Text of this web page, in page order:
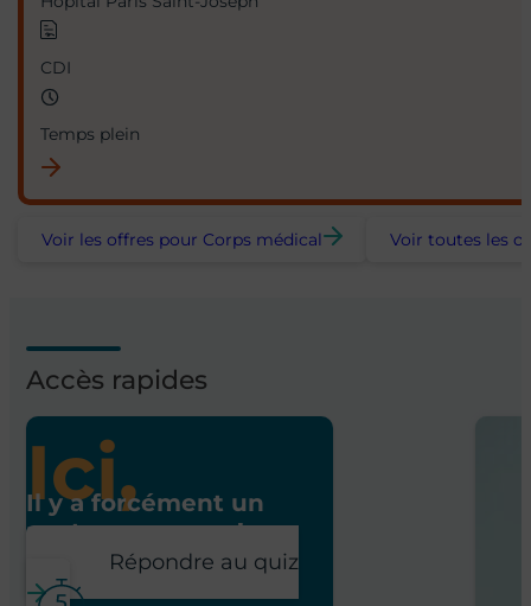
CDI
Temps plein
Voir les offres pour Corps médical Voir toutes les
Accès rapides
Ici,
Il y a forcément un
poste pour vous !
Répondre au quiz